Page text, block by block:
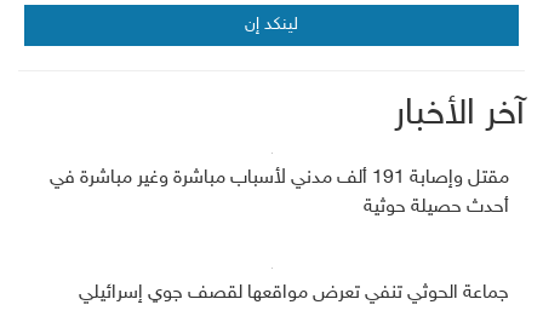
لينكد إن
آخر الأخبار
مقتل وإصابة 191 ألف مدني لأسباب مباشرة وغير مباشرة في
أحدث حصيلة حوثية
جماعة الحوثي تنفي تعرض مواقعها لقصف جوي إسرائيلي